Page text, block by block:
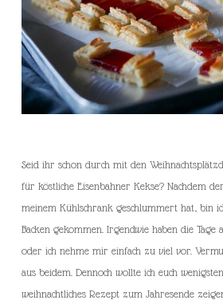
Seid ihr schon durch mit den
für köstliche Eisenbahner Kekse? Nachdem
meinem Kühlschrank geschlummert hat, bin
Backen gekommen. Irgendwie haben die
oder ich nehme mir einfach zu viel vor.
aus beidem. Dennoch wollte ich euch
weihnachtliches Rezept zum Jahresende